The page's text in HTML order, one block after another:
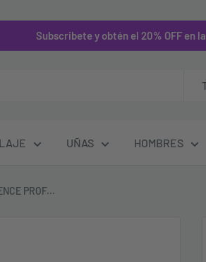
Subscribete y obtén el 20% OFF en
UÑAS HOMBRES
PROF...